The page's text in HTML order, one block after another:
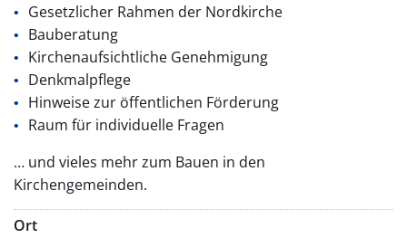
Gesetzlicher Rahmen der Nordkirche
Bauberatung
Kirchenaufsichtliche Genehmigung
Denkmalpflege
Hinweise zur öffentlichen Förderung
Raum für individuelle Fragen
… und vieles mehr zum Bauen in den
Kirchengemeinden.
Ort